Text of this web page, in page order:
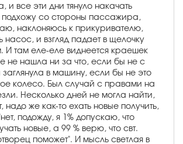
и все эти дни тянуло накачать
подхожу со стороны пассажира,
наклоняюсь к прикуривателю,
насос, и взгляд падает в щелочку
И там еле-еле виднеется краешек
не нашла ни за что, если бы не с
заглянула в машину, если бы не это
колесо. Был случай с правами на
Несколько дней не могла найти,
надо же как-то ехать новые получить,
подожду, я 1% допускаю, что
новые, а 99 % верю, что свт.
поможет". И мысль светлая в